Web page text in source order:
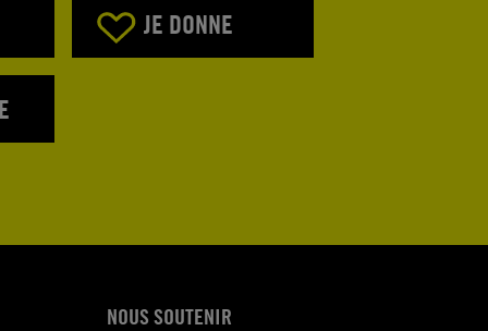
JE DONNE
NOUS SOUTENIR